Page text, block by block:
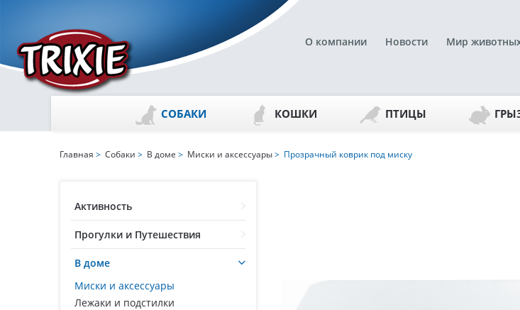
О компании Новости Мир
СОБАКИ КОШКИ ПТИЦЫ
Активность
Прогулки и Путешествия
В доме
Миски и аксессуары
Лежаки и подстилки
Главная > Собаки > В доме > Миски и аксессуары> Прозрачный коврик под миску